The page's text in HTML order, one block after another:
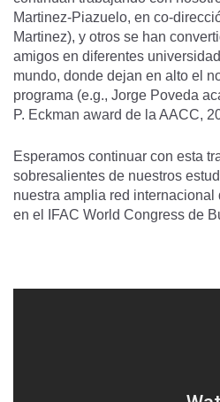
Martinez-Piazuelo, en co-
Martinez), y otros se han
amigos en diferentes
mundo, donde dejan en alto el
programa (e.g., Jorge Poveda
P. Eckman award de la AACC,
Esperamos continuar con esta
sobresalientes de nuestros
nuestra amplia red
en el IFAC World Congress de